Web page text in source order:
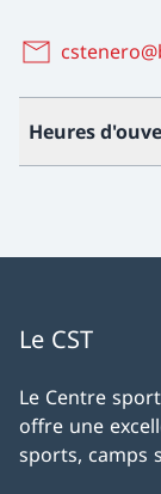
Heures
Le CST
Le Centre
offre une
sports, camps